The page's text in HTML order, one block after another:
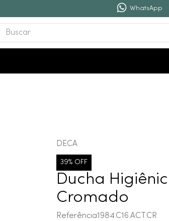
WhatsApp
Buscar
DECA
39% OFF
Ducha
Cromado
Referência1984.C16.ACT.CR